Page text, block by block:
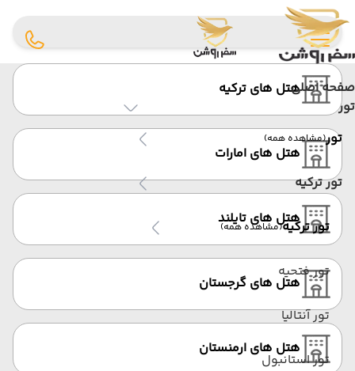
صفحه اصلی
تور
تور(مشاهده همه)
تور ترکیه
تور ترکیه(مشاهده همه)
تور فتحیه
تور آنتالیا
تور استانبول
هتل های ترکیه
هتل های امارات
هتل های تایلند
هتل های گرجستان
هتل های ارمنستان